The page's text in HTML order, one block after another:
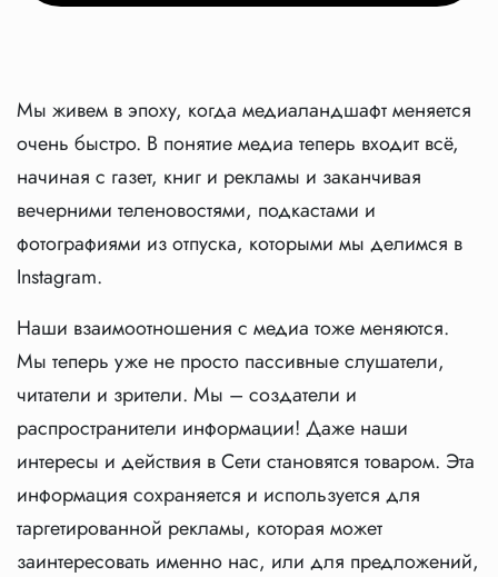
Мы живем в эпоху, когда медиаландшафт меняется
очень быстро. В понятие медиа теперь входит всё,
начиная с газет, книг и рекламы и заканчивая
вечерними теленовостями, подкастами и
фотографиями из отпуска, которыми мы делимся в
Instagram.
Наши взаимоотношения с медиа тоже меняются.
Мы теперь уже не просто пассивные слушатели,
читатели и зрители. Мы – создатели и
распространители информации! Даже наши
интересы и действия в Сети становятся товаром. Эта
информация сохраняется и используется для
таргетированной рекламы, которая может
заинтересовать именно нас, или для предложений,